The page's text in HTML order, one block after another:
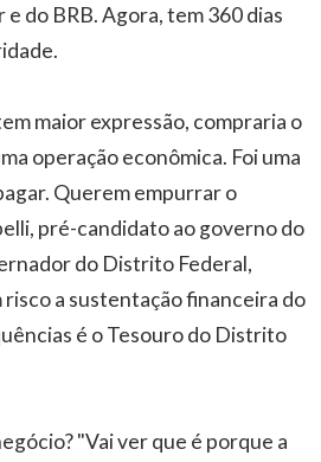
do BRB. Agora, tem 360 dias
maior expressão, compraria o
operação econômica. Foi uma
Querem empurrar o
pré-candidato ao governo do
do Distrito Federal,
risco a sustentação financeira do
é o Tesouro do Distrito
"Vai ver que é porque a